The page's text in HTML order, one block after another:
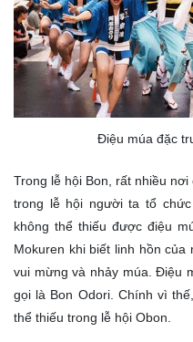
Điệu múa đặc
Trong lễ hội Bon, rất nhiều
trong lễ hội người ta tổ
không thể thiếu được điệu
Mokuren khi biết linh hồn
vui mừng và nhảy múa. Điệu
gọi là Bon Odori. Chính vì
thể thiếu trong lễ hội Obon.